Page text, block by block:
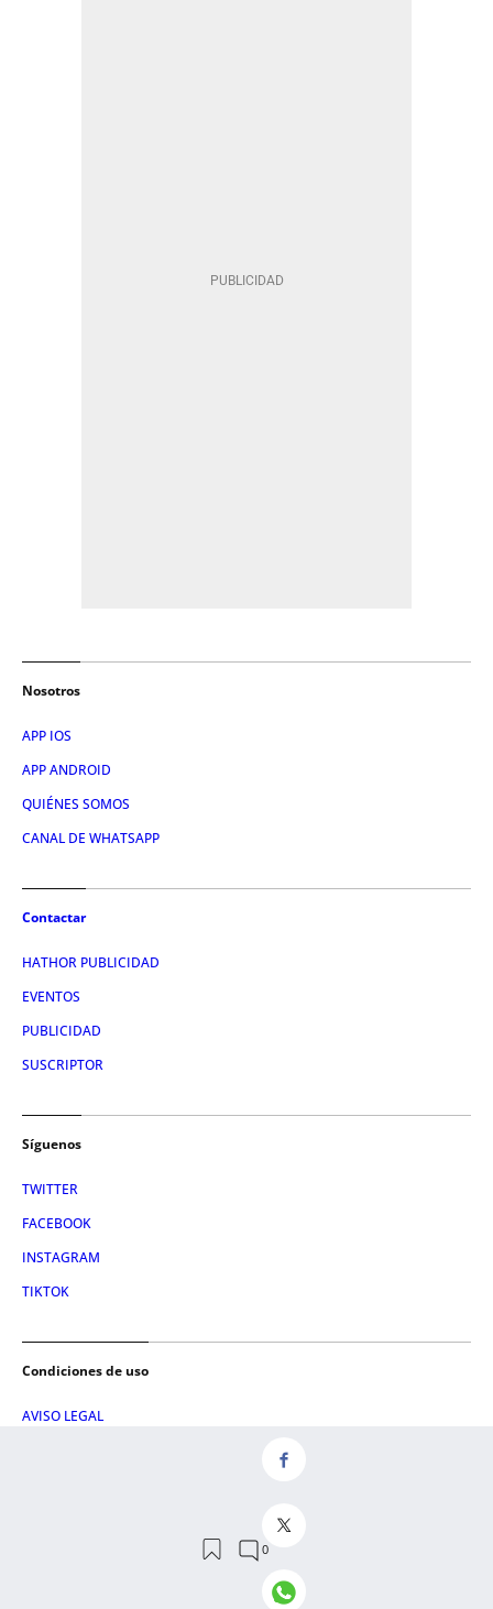
Nosotros
APP IOS
APP ANDROID
QUIÉNES SOMOS
CANAL DE WHATSAPP
Contactar
HATHOR PUBLICIDAD
EVENTOS
PUBLICIDAD
SUSCRIPTOR
Síguenos
TWITTER
FACEBOOK
INSTAGRAM
TIKTOK
Condiciones de uso
AVISO LEGAL